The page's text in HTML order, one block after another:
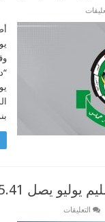
دولارًا للبرميل
التعليقات